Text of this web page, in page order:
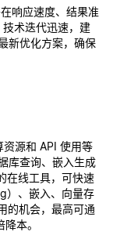
响应速度、结果准
术迭代迅速，建
新优化方案，确保
资源和 API 使用等
库查询、嵌入生成
在线工具，可快速
）、嵌入、向量存
的机会，最高可通
本。